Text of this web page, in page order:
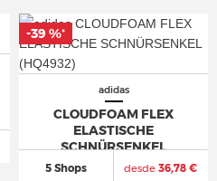
adidas
CLOUDFOAM FLEX
ELASTISCHE
SCHNÜRSENKEL
5 Shops desde 36,78 €
-39 %*